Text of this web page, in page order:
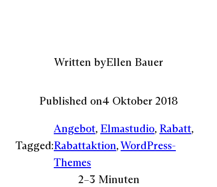
Written byEllen Bauer
Published on4 Oktober 2018
Tagged:
Angebot, Elmastudio, Rabatt
Rabattaktion, WordPress-
Themes
2–3 Minuten